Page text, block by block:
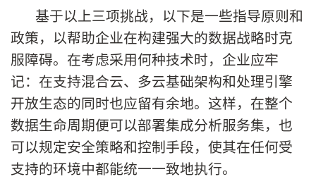
基于以上三项挑战，以下是一些指导原则和
政策，以帮助企业在构建强大的数据战略时克
服障碍。在考虑采用何种技术时，企业应牢
记：在支持混合云、多云基础架构和处理引擎
开放生态的同时也应留有余地。这样，在整个
数据生命周期便可以部署集成分析服务集，也
可以规定安全策略和控制手段，使其在任何受
支持的环境中都能统一一致地执行。